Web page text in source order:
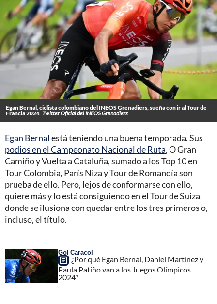
Egan Bernal, ciclista colombiano del INEOS Grenadiers, sueña con ir al Tour de
Francia 2024 Twitter Oficial del INEOS Grenadiers
Egan Bernalestá teniendo una buena temporada. Sus
podios en el Campeonato Nacional de Ruta, O Gran
Camiño y Vuelta a Cataluña, sumado a los Top 10 en
Tour Colombia, París Niza y Tour de Romandía son
prueba de ello. Pero, lejos de conformarse con ello,
quiere más y lo está consiguiendo en el Tour de Suiza,
donde se ilusiona con quedar entre los tres primeros o,
incluso, el título.
Gol Caracol
¿Por qué Egan Bernal, Daniel Martínez y
Paula Patiño van a los Juegos Olímpicos
2024?